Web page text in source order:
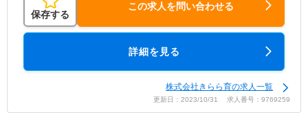
保存する
この求人を問い合わせる
詳細を見る
株式会社きらら育の求人一覧
更新日：2023/10/31 求人番号：9769259